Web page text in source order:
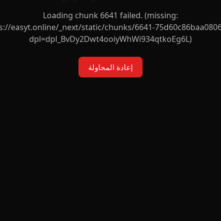
Loading chunk 6641 failed. (missing:
easyt.online/_next/static/chunks/6641-
dpl=dpl_BvDy2Dwt4ooiyWhWi934qtkoEg6L)
إعادة المحاولة